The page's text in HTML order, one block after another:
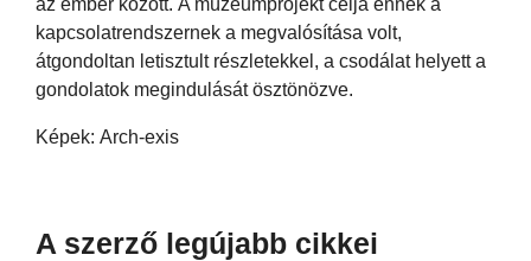
kapcsolatrendszernek a megvalósítása volt,
átgondoltan letisztult részletekkel, a csodálat helyett a
gondolatok megindulását ösztönözve.
Képek: Arch-exis
A szerző legújabb cikkei